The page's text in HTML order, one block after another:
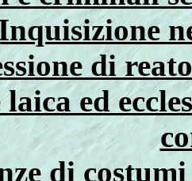
di
ed
di